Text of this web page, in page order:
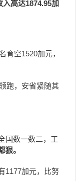
高达1874.95加
育空1520加元，
跑，安省紧随其
国数一数二，工
狠。
1177加元，比努